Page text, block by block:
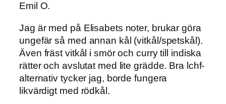
Emil O.
Jag är med på Elisabets noter, brukar göra
ungefär så med annan kål (vitkål/spetskål).
Även fräst vitkål i smör och curry till indiska
rätter och avslutat med lite grädde. Bra lchf-
alternativ tycker jag, borde fungera
likvärdigt med rödkål.